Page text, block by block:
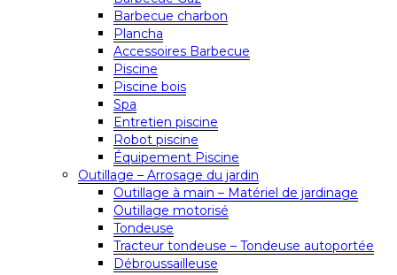
Barbecue charbon
Plancha
Accessoires Barbecue
Piscine
Piscine bois
Spa
Entretien piscine
Robot piscine
Équipement Piscine
Outillage – Arrosage du jardin
Outillage à main – Matériel de jardinage
Outillage motorisé
Tondeuse
Tracteur tondeuse – Tondeuse autoportée
Débroussailleuse